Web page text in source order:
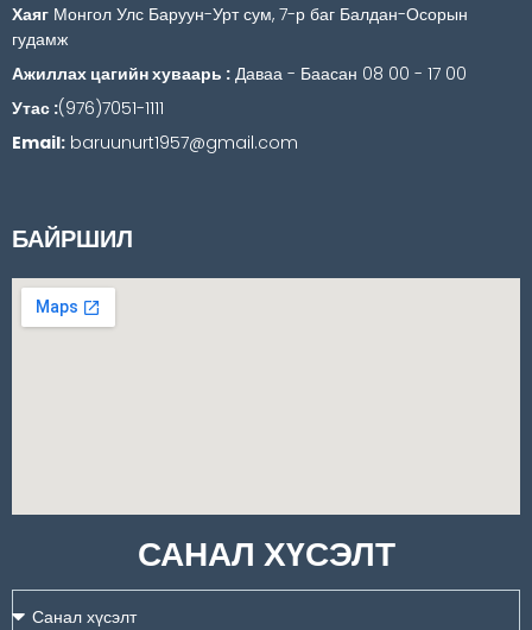
Хаяг Монгол Улс Баруун-Урт сум, 7-р баг Балдан-Осорын
гудамж
Ажиллах цагийн хуваарь : Даваа - Баасан 08 00 - 17 00
Утас :(976)7051-1111
Email: baruunurt1957@gmail.com
БАЙРШИЛ
САНАЛ ХҮСЭЛТ